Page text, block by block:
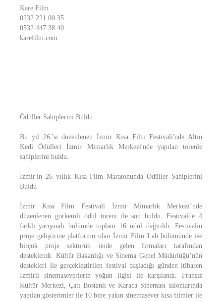
Kare Film
0232 221 00 35
0532 447 38 40
karefilm.com
Ödüller Sahiplerini Buldu
Bu yıl 26.'sı düzenlenen İzmir Kısa Film Festivali'nde Altın
Kedi Ödülleri İzmir Mimarlık Merkezi'nde yapılan törenle
sahiplerini buldu.
İzmir'in 26 yıllık Kısa Film Maratonunda Ödüller Sahiplerini
Buldu
İzmir Kısa Film Festivali İzmir Mimarlık Merkezi’nde
düzenlenen görkemli ödül töreni ile son buldu. Festivalde 4
farklı yarışmalı bölümde toplam 16 ödül dağıtıldı. Festivalin
proje geliştirme platformu olan İzmir Film Lab bölümünde ise
birçok proje sektörün önde gelen firmaları tarafından
desteklendi. Kültür Bakanlığı ve Sinema Genel Müdürlüğü’nün
destekleri ile gerçekleştirilen festival başladığı günden itibaren
İzmirli sinemaseverlerin yoğun ilgisi ile karşılandı. Fransız
Kültür Merkezi, Çatı Bostanlı ve Karaca Sineması salonlarında
yapılan gösterimler ile 10 bine yakın sinemasever kısa filmler ile